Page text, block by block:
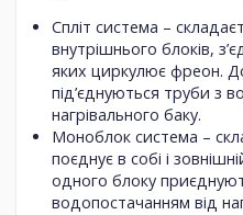
Спліт система –
внутрішнього блоків,
яких циркулює фреон.
під’єднуються труби з
нагрівального баку.
Моноблок система –
поєднує в собі і
одного блоку
водопостачанням від